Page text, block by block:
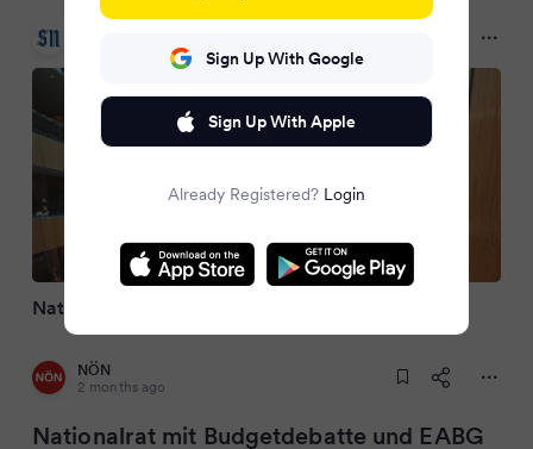
Nationalrat mit Budgetdebatte und EABG
NÖN
2 months ago
Nationalrat mit Budgetdebatte und EABG
Sign Up With Google
Sign Up With Apple
Already Registered? Login